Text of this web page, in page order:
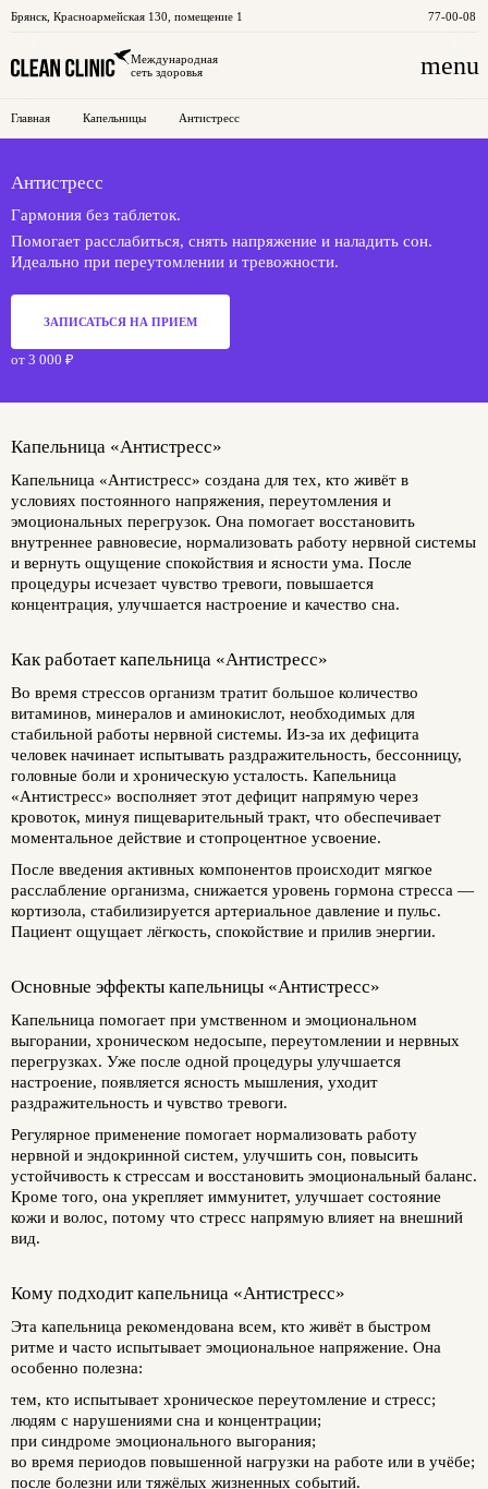
Брянск Красноармейская 130, помещение 1 77-00-08
Международная
сеть здоровья
menu
Главная Капельницы Антистресс
Антистресс
Гармония без таблеток.
Помогает расслабиться, снять напряжение и наладить сон.
Идеально при переутомлении и тревожности.
ЗАПИСАТЬСЯ НА ПРИЕМ
от 3 000 ₽
Капельница «Антистресс»
Капельница «Антистресс» создана для тех, кто живёт в
условиях постоянного напряжения, переутомления и
эмоциональных перегрузок. Она помогает восстановить
внутреннее равновесие, нормализовать работу нервной системы
и вернуть ощущение спокойствия и ясности ума. После
процедуры исчезает чувство тревоги, повышается
концентрация, улучшается настроение и качество сна.
Как работает капельница «Антистресс»
Во время стрессов организм тратит большое количество
витаминов, минералов и аминокислот, необходимых для
стабильной работы нервной системы. Из-за их дефицита
человек начинает испытывать раздражительность, бессонницу,
головные боли и хроническую усталость. Капельница
«Антистресс» восполняет этот дефицит напрямую через
кровоток, минуя пищеварительный тракт, что обеспечивает
моментальное действие и стопроцентное усвоение.
После введения активных компонентов происходит мягкое
расслабление организма, снижается уровень гормона стресса —
кортизола, стабилизируется артериальное давление и пульс.
Пациент ощущает лёгкость, спокойствие и прилив энергии.
Основные эффекты капельницы «Антистресс»
Капельница помогает при умственном и эмоциональном
выгорании, хроническом недосыпе, переутомлении и нервных
перегрузках. Уже после одной процедуры улучшается
настроение, появляется ясность мышления, уходит
раздражительность и чувство тревоги.
Регулярное применение помогает нормализовать работу
нервной и эндокринной систем, улучшить сон, повысить
устойчивость к стрессам и восстановить эмоциональный баланс.
Кроме того, она укрепляет иммунитет, улучшает состояние
кожи и волос, потому что стресс напрямую влияет на внешний
вид.
Кому подходит капельница «Антистресс»
Эта капельница рекомендована всем, кто живёт в быстром
ритме и часто испытывает эмоциональное напряжение. Она
особенно полезна:
тем, кто испытывает хроническое переутомление и стресс;
людям с нарушениями сна и концентрации;
при синдроме эмоционального выгорания;
во время периодов повышенной нагрузки на работе или в учёбе;
после болезни или тяжёлых жизненных событий.